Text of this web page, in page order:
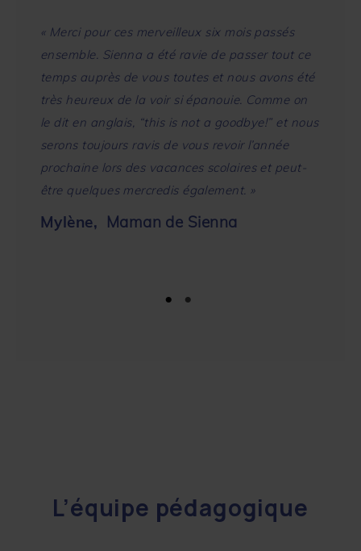
« Merci pour ces merveilleux six mois passés
ensemble. Sienna a été ravie de passer tout ce
temps auprès de vous toutes et nous avons été
très heureux de la voir si épanouie. Comme on
le dit en anglais, “this is not a goodbye!” et nous
serons toujours ravis de vous revoir l’année
prochaine lors des vacances scolaires et peut-
être quelques mercredis également. »
Mylène, Maman de Sienna
L’équipe pédagogique